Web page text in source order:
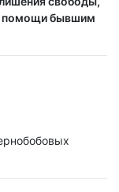
помощи бывшим